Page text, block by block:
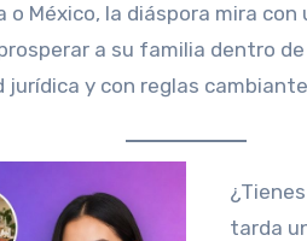
o México, la diáspora mira
a su familia dentro
y con reglas
¿Tienes un negocio? . Publicalo aquí ,solo te
tarda